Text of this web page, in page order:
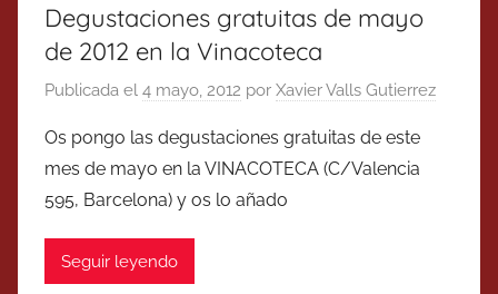
Degustaciones gratuitas de mayo
de 2012 en la Vinacoteca
Publicada el 4 mayo, 2012 por Xavier Valls Gutierrez
Os pongo las degustaciones gratuitas de este
mes de mayo en la VINACOTECA (C/Valencia
595, Barcelona) y os lo añado
Seguir leyendo